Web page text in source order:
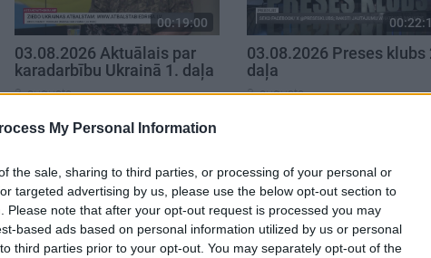
My Personal Information
the sale, sharing to third parties, or processing of your personal or
targeted advertising by us, please use the below opt-out section to
Please note that after your opt-out request is processed you may
based ads based on personal information utilized by us or personal
third parties prior to your opt-out. You may separately opt-out of the
00:19:00
03.08.2026 Aktuālais par
karadarbību Ukrainā 1. daļa
3. augusts
03.08.2026 Preses klubs
daļa
3. augusts